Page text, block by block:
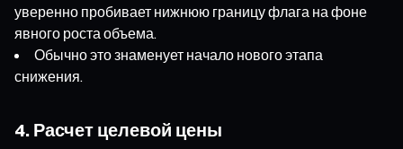
уверенно пробивает нижнюю границу флага на фоне
явного роста объема.
Обычно это знаменует начало нового этапа
снижения.
4. Расчет целевой цены